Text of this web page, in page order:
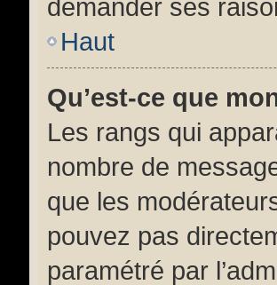
demander ses
Haut
Qu’est-ce que
Les rangs qui
nombre de
que les
pouvez pas
paramétré par